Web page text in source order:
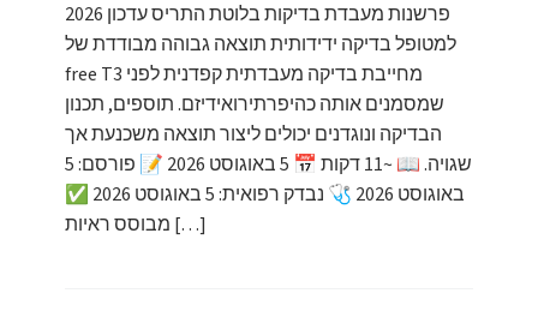
פרשנות מעבדת בדיקות בלוטת התריס עדכון 2026
למטופל בדיקה ידידותית תוצאה גבוהה מבודדת של
free T3 מחייבת בדיקה מעבדתית קפדנית לפני
שמסמנים אותה כהיפרתירואידיזם. תוספים, תכנון
הבדיקה ונוגדנים יכולים ליצור תוצאה משכנעת אך
שגויה. 📖 ~11 דקות 📅 5 באוגוסט 2026 📝 פורסם: 5
באוגוסט 2026 🩺 נבדק רפואית: 5 באוגוסט 2026 ✅
מבוסס ראיות […]